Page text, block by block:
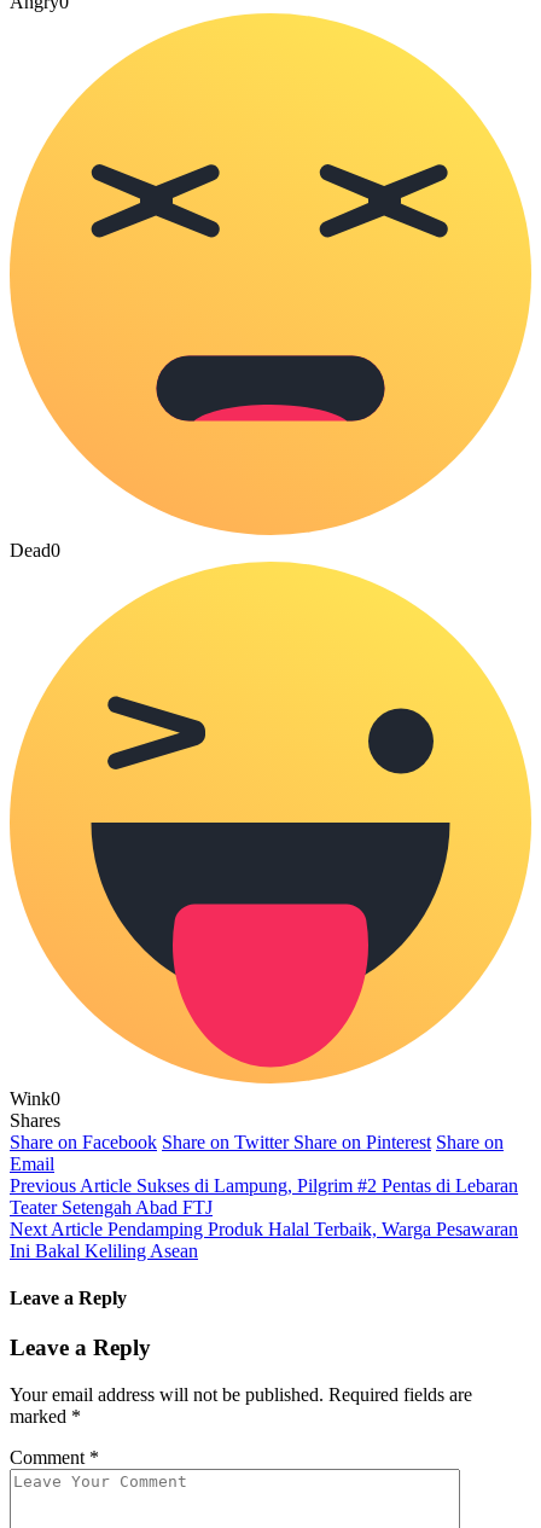
Dead0
Wink0
Shares
Share on Facebook Share on Twitter Share on Pinterest Share on
Email
Previous Article Sukses di Lampung, Pilgrim #2 Pentas di Lebaran
Teater Setengah Abad FTJ
Next Article Pendamping Produk Halal Terbaik, Warga Pesawaran
Ini Bakal Keliling Asean
Leave a Reply
Leave a Reply
Your email address will not be published. Required fields are
marked *
Comment *